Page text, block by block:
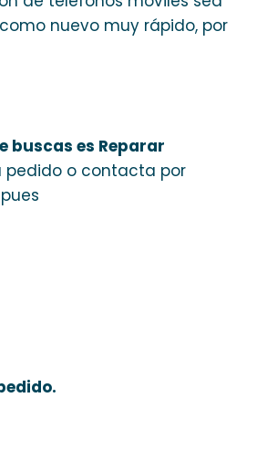
nuevo muy rápido, por
buscas es Reparar
pedido o contacta por